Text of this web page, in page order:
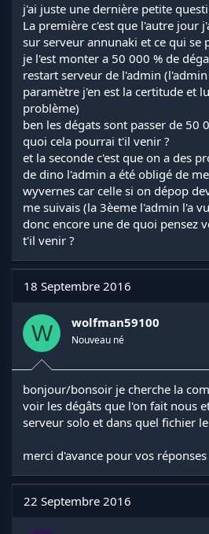
j'ai juste une dernière petite
La première c'est que l'autre jour
sur serveur annunaki et ce qui se
je l'est monter a 50 000 % de
restart serveur de l'admin
paramètre j'en est la certitude et
problème)
ben les dégats sont passer de 50
quoi cela pourrai t'il venir ?
et la seconde c'est que on a des
de dino l'admin a été obligé de
wyvernes car celle si on dépop
me suivais (la 3èeme l'admin l'a
donc encore une de quoi pensez
t'il venir ?
18 Septembre 2016
W wolfman59100
Nouveau né
bonjour/bonsoir je cherche la
voir les dégâts que l'on fait nous
serveur solo et dans quel fichier
merci d'avance pour vos réponses
22 Septembre 2016